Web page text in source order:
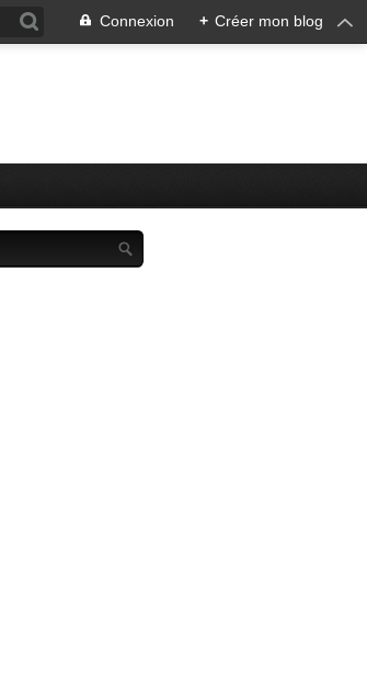
Connexion + Créer mon blog